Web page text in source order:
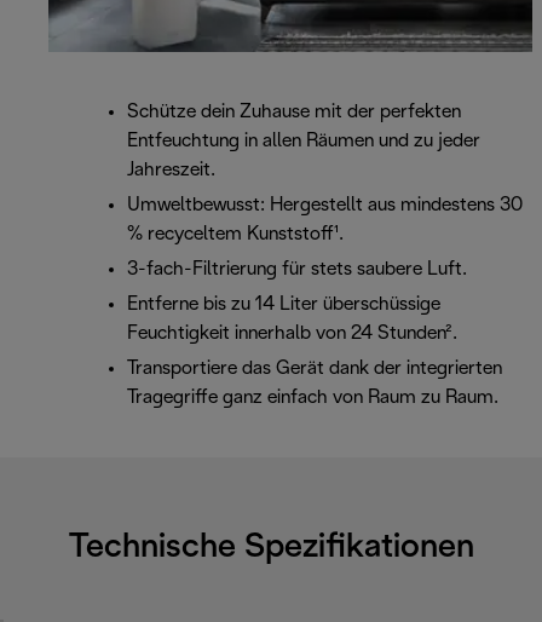
Schütze dein Zuhause mit der perfekten
Entfeuchtung in allen Räumen und zu jeder
Jahreszeit.
Umweltbewusst: Hergestellt aus mindestens 30
% recyceltem Kunststoff¹.
3-fach-Filtrierung für stets saubere Luft.
Entferne bis zu 14 Liter überschüssige
Feuchtigkeit innerhalb von 24 Stunden².
Transportiere das Gerät dank der integrierten
Tragegriffe ganz einfach von Raum zu Raum.
Technische Spezifikationen